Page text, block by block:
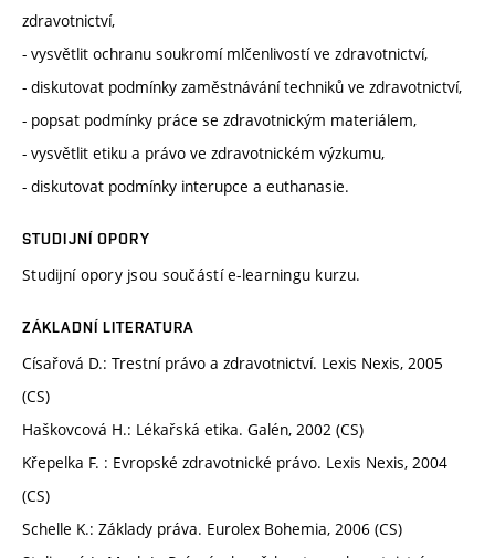
zdravotnictví,
- vysvětlit ochranu soukromí mlčenlivostí ve zdravotnictví,
- diskutovat podmínky zaměstnávání techniků ve zdravotnictví,
- popsat podmínky práce se zdravotnickým materiálem,
- vysvětlit etiku a právo ve zdravotnickém výzkumu,
- diskutovat podmínky interupce a euthanasie.
STUDIJNÍ OPORY
Studijní opory jsou součástí e-learningu kurzu.
ZÁKLADNÍ LITERATURA
Císařová D.: Trestní právo a zdravotnictví. Lexis Nexis, 2005
(CS)
Haškovcová H.: Lékařská etika. Galén, 2002 (CS)
Křepelka F. : Evropské zdravotnické právo. Lexis Nexis, 2004
(CS)
Schelle K.: Základy práva. Eurolex Bohemia, 2006 (CS)